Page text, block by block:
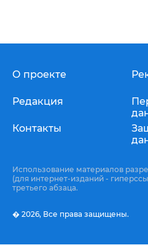
О проекте
Редакция
Контакты
Использование материалов
(для интернет-изданий -
третьего абзаца.
� 2026, Все права защищены.